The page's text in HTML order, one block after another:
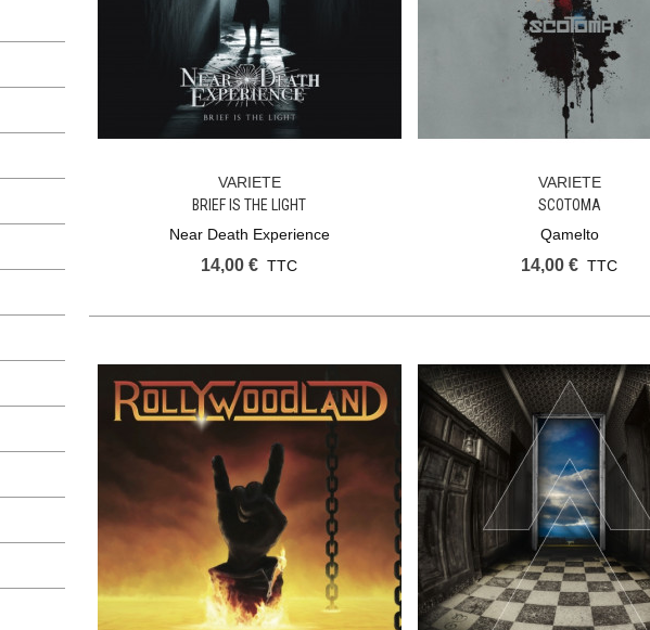
Ajouter Au Panier
VARIETE
BRIEF IS THE LIGHT
Near Death Experience
14,00 € TTC
Ajouter Au Panier
VARIETE
SCOTOMA
Qamelto
14,00 € TTC